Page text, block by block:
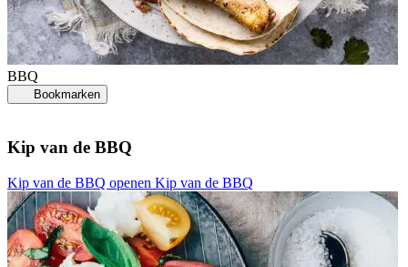
BBQ
Bookmarken
Kip van de BBQ
Kip van de BBQ openen Kip van de BBQ